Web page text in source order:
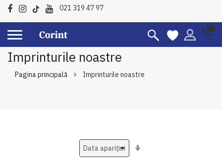
021 319 47 97
Imprinturile noastre
Pagina principală Imprinturile noastre